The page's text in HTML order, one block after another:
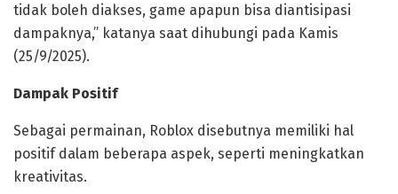
tidak boleh diakses, game apapun bisa diantisipasi
dampaknya,” katanya saat dihubungi pada Kamis
(25/9/2025).
Dampak Positif
Sebagai permainan, Roblox disebutnya memiliki hal
positif dalam beberapa aspek, seperti meningkatkan
kreativitas.